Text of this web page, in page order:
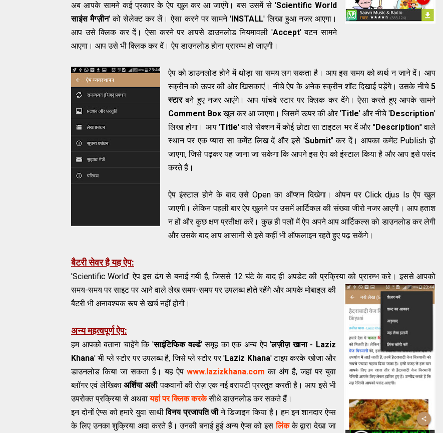
अब आपके सामने कई प्रकार के ऐप खुल कर आ जाएंगे। बस उसमें से 'Scientific World
साइंस मैग्ज़ीन' को सेलेक्ट कर लें। ऐसा करने पर सामने 'INSTALL' लिखा हुआ नजर आएगा।
आप उसे क्लिक कर दें। ऐसा करने पर आपसे डाउनलोड नियमावली 'Accept' बटन सामने
आएगा। आप उसे भी क्लिक कर दें। ऐप डाउनलोड होना प्रारम्भ हो जाएगी।
ऐप को डाउनलोड होने में थोड़ा सा समय लग सकता है। आप इस समय को व्यर्थ न जाने दें। आप
स्क्रीन को ऊपर की ओर खि‍सकाएं। नीचे ऐप के अनेक स्क्रीन शॉट दिखाई पड़ेंगे। उसके नीचे 5
स्टारबने हुए नजर आएंगे। आप पांचवे स्टार पर क्लिक कर देंगे। ऐसा करते हुए आपके सामने
Comment Boxखुल कर आ जाएगा। जिसमें ऊपर की ओर 'Title' और नीचे 'Description'
लिखा होगा। आप 'Title' वाले सेक्शन में कोई छोटा सा टाइटल भर दें और ''Description'' वाले
स्थान पर एक प्यारा सा कमेंट लिख दें और इसे 'Submit" कर दें। आपका कमेंट Publish हो
जाएगा, जिसे पढ़कर यह जाना जा सकेगा कि आपने इस ऐप को इंस्टाल किया है और आप इसे पसंद
करते हैं।
ऐप इंस्टाल होने के बाद उसे Open का ऑप्शन दिखेगा। ओपन पर Click djus ls ऐप खुल
जाएगी। लेकिन पहली बार ऐप खुलने पर उसमें आर्टिकल की संख्या जीरो नजर आएगी। आप हताश
न हों और कुछ क्षण प्रतीक्षा करें। कुछ ही पलों में ऐप अपने आप आर्टिकल्स को डाउनलोड कर लेगी
और उसके बाद आप आसानी से इसे कहीं भी ऑफलाइन रहते हुए पढ़ सकेंगे।
बैटरी सेवर है यह ऐप:
'Scientific World' ऐप इस ढंग से बनाई गयी है, जिससे 12 घंटे के बाद ही अपडेट की प्रक्रिया को प्रारम्भ करे।इससे आपको
समय-समय पर साइट पर आने वाले लेख समय-समय पर उपलब्ध होते रहेंगे और आपके मोबाइल की
बैटरी भी अनावश्यक रूप से खर्च नहीं होगी।
अन्य महत्वपूर्ण ऐप:
हम आपको बताना चाहेंगे कि 'साइंटिफिक वर्ल्ड' समूह का एक अन्य ऐप 'लज़ीज़ खाना - Laziz
Khana' भी प्ले स्टोर पर उपलब्ध है, जिसे प्ले स्टोर पर 'Laziz Khana' टाइप करके खोजा और
डाउनलोड किया जा सकता है। यह ऐपwww.lazizkhana.com का अंग है, जहां पर युवा
ब्लॉगर एवं लेख‍िका अर्शिया अलीपकवानों की रोज़ एक नई वरायटी प्रस्तुत करती है। आप इसे भी
उपरोक्त प्रक्रिया से अथवायहां पर क्लिक करकेसीधे डाउनलोड कर सकते हैं।
इन दोनों ऐप्स को हमारे युवा साथीविनय प्रजापति जीने डिजाइन किया है। हम इन शानदार ऐप्स
के लिए उनका शुक्रिया अदा करते हैं। उनकी बनाई हुई अन्य ऐप्स को इस लिंक के द्वारा देखा जा